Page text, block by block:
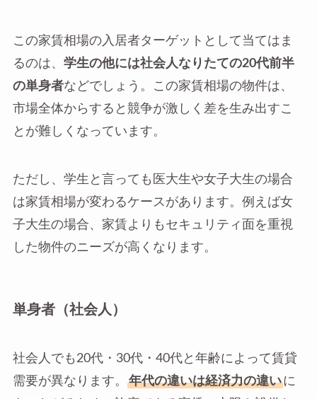
この家賃相場の入居者ターゲットとして当てはま
るのは、 学生の他には社会人なりたての20代前半
の単身者などでしょう。この家賃相場の物件は、
市場全体からすると競争が激しく差を生み出すこ
とが難しくなっています。
ただし、学生と言っても医大生や女子大生の場合
は家賃相場が変わるケースがあります。例えば女
子大生の場合、家賃よりもセキュリティ面を重視
した物件のニーズが高くなります。
単身者（社会人）
社会人でも20代・30代・40代と年齢によって賃貸
需要が異なります。
年代の違いは経済力の違いに